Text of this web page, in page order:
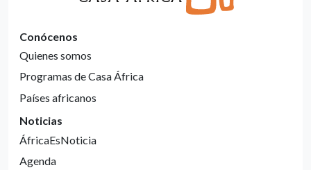
Conócenos
Quienes somos
Programas de Casa África
Países africanos
Noticias
ÁfricaEsNoticia
Agenda